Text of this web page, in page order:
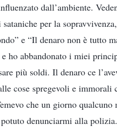
dall’ambiente.
per la
e “Il denaro non è tutto
ho abbandonato i miei
più soldi. Il denaro ce
cose spregevoli e immorali
che un giorno qualcuno
denunciarmi alla